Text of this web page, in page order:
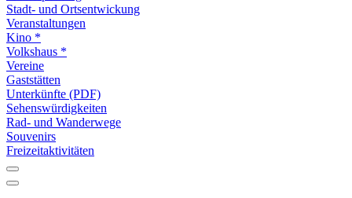
Stadt- und Ortsentwickung
Veranstaltungen
Kino *
Volkshaus *
Vereine
Gaststätten
Unterkünfte (PDF)
Sehenswürdigkeiten
Rad- und Wanderwege
Souvenirs
Freizeitaktivitäten